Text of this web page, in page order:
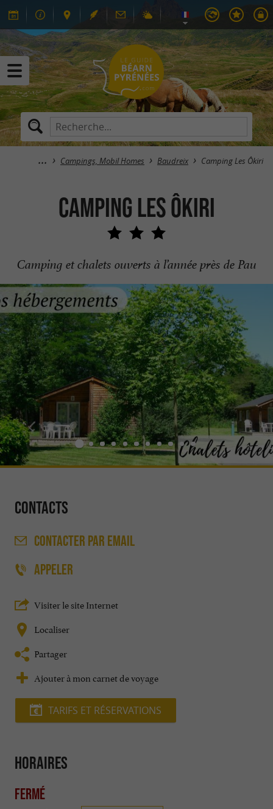
Campings, Mobil Homes Baudreix Camping Les Ôkiri
Camping Les Ôkiri
Camping et chalets ouverts à l’année près de Pau
Contacts
CONTACTER PAR EMAIL
APPELER
Visiter le site Internet
Localiser
Partager
Ajouter à mon carnet de voyage
TARIFS ET RÉSERVATIONS
Horaires
Fermé